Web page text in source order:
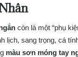
còn là một “phụ
lịch, sang trọng, cá
màu sơn móng tay